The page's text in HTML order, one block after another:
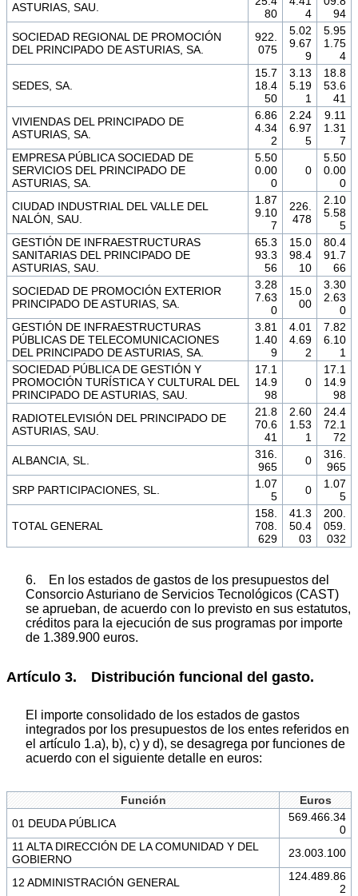
ASTURIAS, SAU.
80
4
94
SOCIEDAD REGIONAL DE PROMOCIÓN
DEL PRINCIPADO DE ASTURIAS, SA.
922.
075
5.02
9.67
9
5.95
1.75
4
SEDES, SA.
15.7
18.4
50
3.13
5.19
1
18.8
53.6
41
VIVIENDAS DEL PRINCIPADO DE
ASTURIAS, SA.
6.86
4.34
2
2.24
6.97
5
9.11
1.31
7
EMPRESA PÚBLICA SOCIEDAD DE
SERVICIOS DEL PRINCIPADO DE
ASTURIAS, SA.
5.50
0.00
0
0
5.50
0.00
0
CIUDAD INDUSTRIAL DEL VALLE DEL
NALÓN, SAU.
1.87
9.10
7
226.
478
2.10
5.58
5
GESTIÓN DE INFRAESTRUCTURAS
SANITARIAS DEL PRINCIPADO DE
ASTURIAS, SAU.
65.3
93.3
56
15.0
98.4
10
80.4
91.7
66
SOCIEDAD DE PROMOCIÓN EXTERIOR
PRINCIPADO DE ASTURIAS, SA.
3.28
7.63
0
15.0
00
3.30
2.63
0
GESTIÓN DE INFRAESTRUCTURAS
PÚBLICAS DE TELECOMUNICACIONES
DEL PRINCIPADO DE ASTURIAS, SA.
3.81
1.40
9
4.01
4.69
2
7.82
6.10
1
SOCIEDAD PÚBLICA DE GESTIÓN Y
PROMOCIÓN TURÍSTICA Y CULTURAL DEL
PRINCIPADO DE ASTURIAS, SAU.
17.1
14.9
98
0
17.1
14.9
98
RADIOTELEVISIÓN DEL PRINCIPADO DE
ASTURIAS, SAU.
21.8
70.6
41
2.60
1.53
1
24.4
72.1
72
ALBANCIA, SL.
316.
965
0
316.
965
SRP PARTICIPACIONES, SL.
1.07
5
0
1.07
5
TOTAL GENERAL
158.
708.
629
41.3
50.4
03
200.
059.
032
6. En los estados de gastos de los presupuestos del
Consorcio Asturiano de Servicios Tecnológicos (CAST)
se aprueban, de acuerdo con lo previsto en sus estatutos,
créditos para la ejecución de sus programas por importe
de 1.389.900 euros.
Artículo 3. Distribución funcional del gasto.
El importe consolidado de los estados de gastos
integrados por los presupuestos de los entes referidos en
el artículo 1.a), b), c) y d), se desagrega por funciones de
acuerdo con el siguiente detalle en euros:
Función
Euros
01 DEUDA PÚBLICA
569.466.34
0
11 ALTA DIRECCIÓN DE LA COMUNIDAD Y DEL
GOBIERNO
23.003.100
12 ADMINISTRACIÓN GENERAL
124.489.86
2